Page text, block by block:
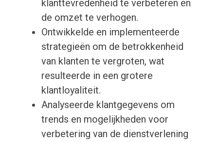
klanttevredenheid te verbeteren en
de omzet te verhogen.
Ontwikkelde en implementeerde
strategieën om de betrokkenheid
van klanten te vergroten, wat
resulteerde in een grotere
klantloyaliteit.
Analyseerde klantgegevens om
trends en mogelijkheden voor
verbetering van de dienstverlening